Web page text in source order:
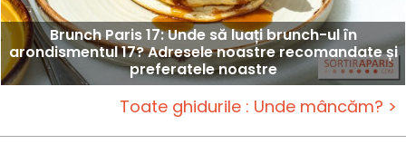
Brunch Paris 17: Unde să luați brunch-ul în
arondismentul 17? Adresele noastre recomandate și
preferatele noastre
Toate ghidurile : Unde mâncăm? >